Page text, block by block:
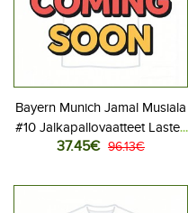
Bayern Munich Jamal Musiala
#10 Jalkapallovaatteet Lasten
Vieraspeliasu 2026-27
housut)
37.45€ 96.13€